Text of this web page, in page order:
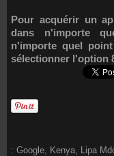
Pour acquérir un
dans n'importe
n'importe quel
sélectionner l'option
: Google Kenya Lipa